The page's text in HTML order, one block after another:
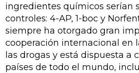
ingredientes químicos serían
controles: 4-AP, 1-boc y
siempre ha otorgado gran
cooperación internacional en
las drogas y está dispuesta a
países de todo el mundo,